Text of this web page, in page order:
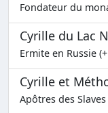
Fondateur du
Cyrille du Lac
Ermite en Russie
Cyrille et
Apôtres des Slaves